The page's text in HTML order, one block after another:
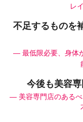
レ
不足するものを
― 最低限必要、身体
今後も美容専
― 美容専門店のあるべ